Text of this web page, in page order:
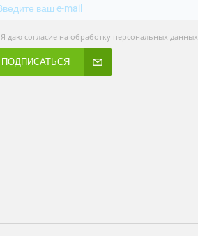
Я даю согласие на обработку персональных данных
ПОДПИСАТЬСЯ